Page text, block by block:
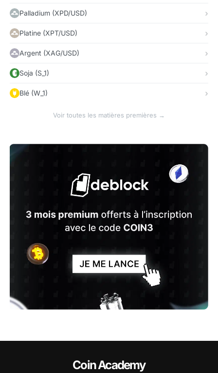
Palladium (XPD/USD)
Platine (XPT/USD)
Argent (XAG/USD)
Soja (S_1)
Blé (W_1)
Voir toutes les matières premières →
Coin Academy